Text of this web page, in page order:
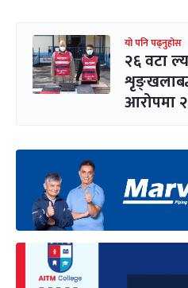
यो पनि पढ्नुहोस
२६ वटा
आरोपमा